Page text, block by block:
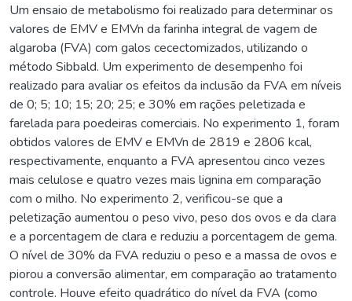
Um ensaio de metabolismo foi realizado para determinar os
valores de EMV e EMVn da farinha integral de vagem de
algaroba (FVA) com galos cecectomizados, utilizando o
método Sibbald. Um experimento de desempenho foi
realizado para avaliar os efeitos da inclusão da FVA em níveis
de 0; 5; 10; 15; 20; 25; e 30% em rações peletizada e
farelada para poedeiras comerciais. No experimento 1, foram
obtidos valores de EMV e EMVn de 2819 e 2806 kcal,
respectivamente, enquanto a FVA apresentou cinco vezes
mais celulose e quatro vezes mais lignina em comparação
com o milho. No experimento 2, verificou-se que a
peletização aumentou o peso vivo, peso dos ovos e da clara
e a porcentagem de clara e reduziu a porcentagem de gema.
O nível de 30% da FVA reduziu o peso e a massa de ovos e
piorou a conversão alimentar, em comparação ao tratamento
controle. Houve efeito quadrático do nível da FVA (como